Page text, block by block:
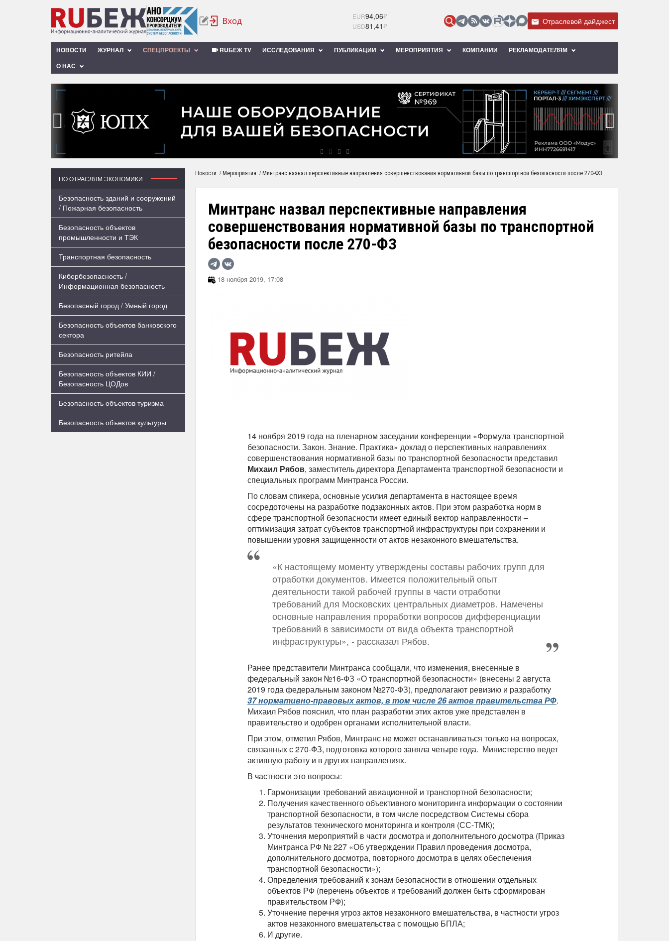
EUR94,06₽
USD81,41₽ Отраслевой дайджест
НОВОСТИ ЖУРНАЛ СПЕЦПРОЕКТЫ RUБЕЖ TV ИССЛЕДОВАНИЯ ПУБЛИКАЦИИ МЕРОПРИЯТИЯ КОМПАНИИ
РЕКЛАМОДАТЕЛЯМ
О НАС
‹
ПО ОТРАСЛЯМ ЭКОНОМИКИ
Безопасность зданий и сооружений
/ Пожарная безопасность
Безопасность объектов
промышленности и ТЭК
Транспортная безопасность
Кибербезопасность /
Информационная безопасность
Безопасный город / Умный город
Безопасность объектов банковского
сектора
Безопасность ритейла
Безопасность объектов КИИ /
Безопасность ЦОДов
Безопасность объектов туризма
Безопасность объектов культуры
Новости / Мероприятия / Минтранс назвал перспективные направления совершенствования нормативной базы по транспортной безопасности после 270-ФЗ
Минтранс назвал перспективные направления
совершенствования нормативной базы по транспортной
безопасности после 270-ФЗ
18 ноября 2019, 17:08
14 ноября 2019 года на пленарном заседании конференции «Формула транспортной
безопасности. Закон. Знание. Практика» доклад о перспективных направлениях
совершенствования нормативной базы по транспортной безопасности представил
Михаил Рябов, заместитель директора Департамента транспортной безопасности и
специальных программ Минтранса России.
По словам спикера, основные усилия департамента в настоящее время
сосредоточены на разработке подзаконных актов. При этом разработка норм в
сфере транспортной безопасности имеет единый вектор направленности –
оптимизация затрат субъектов транспортной инфраструктуры при сохранении и
повышении уровня защищенности от актов незаконного вмешательства.
«К настоящему моменту утверждены составы рабочих групп для
отработки документов. Имеется положительный опыт
деятельности такой рабочей группы в части отработки
требований для Московских центральных диаметров. Намечены
основные направления проработки вопросов дифференциации
требований в зависимости от вида объекта транспортной
инфраструктуры», - рассказал Рябов.
Ранее представители Минтранса сообщали, что изменения, внесенные в
федеральный закон №16-ФЗ «О транспортной безопасности» (внесены 2 августа
2019 года федеральным законом №270-ФЗ), предполагают ревизию и разработку
37 нормативно-правовых актов, в том числе 26 актов правительства РФ.
Михаил Рябов пояснил, что план разработки этих актов уже представлен в
правительство и одобрен органами исполнительной власти.
При этом, отметил Рябов, Минтранс не может останавливаться только на вопросах,
связанных с 270-ФЗ, подготовка которого заняла четыре года. Министерство ведет
активную работу и в других направлениях.
В частности это вопросы:
Гармонизации требований авиационной и транспортной безопасности;
Получения качественного объективного мониторинга информации о состоянии
транспортной безопасности, в том числе посредством Системы сбора
результатов технического мониторинга и контроля (СС-ТМК);
Уточнения мероприятий в части досмотра и дополнительного досмотра (Приказ
Минтранса РФ № 227 «Об утверждении Правил проведения досмотра,
дополнительного досмотра, повторного досмотра в целях обеспечения
транспортной безопасности»);
Определения требований к зонам безопасности в отношении отдельных
объектов РФ (перечень объектов и требований должен быть сформирован
правительством РФ);
Уточнение перечня угроз актов незаконного вмешательства, в частности угроз
актов незаконного вмешательства с помощью БПЛА;
И другие.